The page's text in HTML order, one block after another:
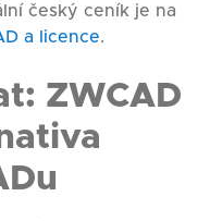
český ceník je na
a licence.
ZWCAD